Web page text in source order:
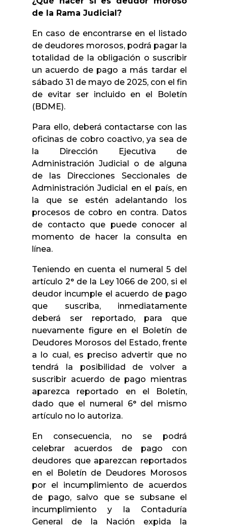
de la Rama Judicial?
En caso de encontrarse en el listado
de deudores morosos, podrá pagar la
totalidad de la obligación o suscribir
un acuerdo de pago a más tardar el
sábado 31 de mayo de 2025, con el fin
de evitar ser incluido en el Boletín
(BDME).
Para ello, deberá contactarse con las
oficinas de cobro coactivo, ya sea de
la Dirección Ejecutiva de
Administración Judicial o de alguna
de las Direcciones Seccionales de
Administración Judicial en el país, en
la que se estén adelantando los
procesos de cobro en contra. Datos
de contacto que puede conocer al
momento de hacer la consulta en
línea.
Teniendo en cuenta el numeral 5 del
artículo 2° de la Ley 1066 de 200, si el
deudor incumple el acuerdo de pago
que suscriba, inmediatamente
deberá ser reportado, para que
nuevamente figure en el Boletín de
Deudores Morosos del Estado, frente
a lo cual, es preciso advertir que no
tendrá la posibilidad de volver a
suscribir acuerdo de pago mientras
aparezca reportado en el Boletín,
dado que el numeral 6° del mismo
artículo no lo autoriza.
En consecuencia, no se podrá
celebrar acuerdos de pago con
deudores que aparezcan reportados
en el Boletín de Deudores Morosos
por el incumplimiento de acuerdos
de pago, salvo que se subsane el
incumplimiento y la Contaduría
General de la Nación expida la